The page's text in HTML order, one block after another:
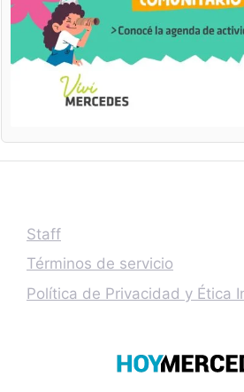
Staff
Términos de servicio
Política de Privacidad y Ética